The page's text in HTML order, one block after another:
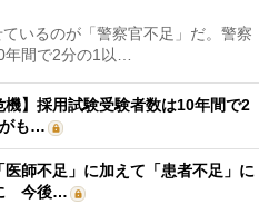
いるのが「警察官不足」だ。警察
間で2分の1以…
機】採用試験受験者数は10年間で2
も…
医師不足」に加えて「患者不足」に
今後…